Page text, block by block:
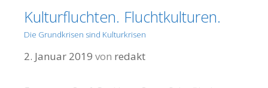
Kulturfluchten. Fluchtkulturen.
Die Grundkrisen sind Kulturkrisen
2. Januar 2019 von redakt